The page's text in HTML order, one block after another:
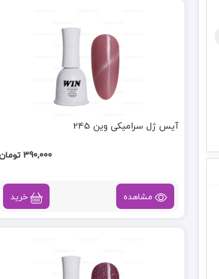
آیس ژل سرامیکی وین 245
390,000 تومان
مشاهده خرید